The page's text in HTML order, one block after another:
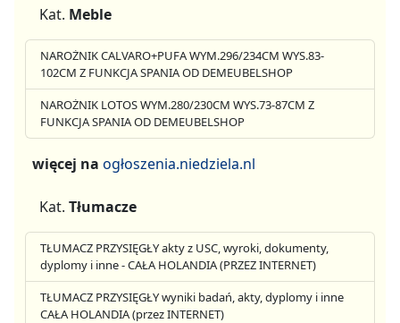
Kat. Meble
NAROŻNIK CALVARO+PUFA WYM.296/234CM WYS.83-
102CM Z FUNKCJA SPANIA OD DEMEUBELSHOP
NAROŻNIK LOTOS WYM.280/230CM WYS.73-87CM Z
FUNKCJA SPANIA OD DEMEUBELSHOP
więcej na ogłoszenia.niedziela.nl
Kat. Tłumacze
TŁUMACZ PRZYSIĘGŁY akty z USC, wyroki, dokumenty,
dyplomy i inne - CAŁA HOLANDIA (PRZEZ INTERNET)
TŁUMACZ PRZYSIĘGŁY wyniki badań, akty, dyplomy i inne
CAŁA HOLANDIA (przez INTERNET)